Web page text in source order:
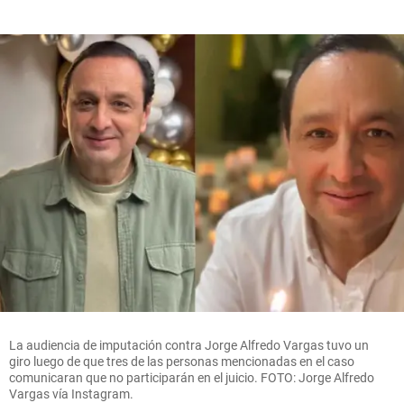
La audiencia de imputación contra Jorge Alfredo Vargas tuvo un
giro luego de que tres de las personas mencionadas en el caso
comunicaran que no participarán en el juicio. FOTO: Jorge Alfredo
Vargas vía Instagram.